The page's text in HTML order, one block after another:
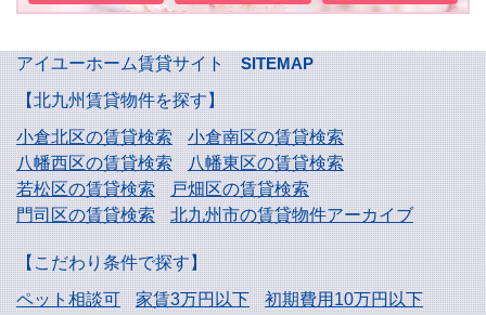
アイユーホーム賃貸サイト
SITEMAP
【北九州賃貸物件を探す】
小倉北区の賃貸検索
小倉南区の賃貸検索
八幡西区の賃貸検索
八幡東区の賃貸検索
若松区の賃貸検索
戸畑区の賃貸検索
門司区の賃貸検索
北九州市の賃貸物件アーカイブ
【こだわり条件で探す】
ペット相談可
家賃3万円以下
初期費用10万円以下